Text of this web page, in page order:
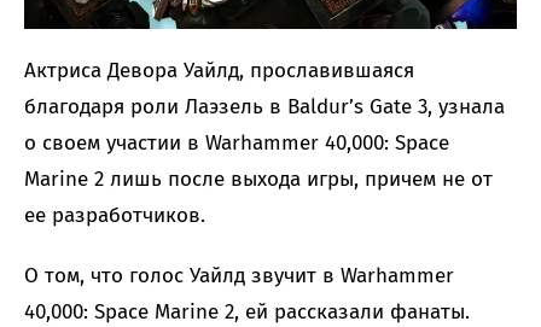
Актриса Девора Уайлд, прославившаяся
благодаря роли Лаэзель в Baldur’s Gate 3, узнала
о своем участии в Warhammer 40,000: Space
Marine 2 лишь после выхода игры, причем не от
ее разработчиков.
О том, что голос Уайлд звучит в Warhammer
40,000: Space Marine 2, ей рассказали фанаты.